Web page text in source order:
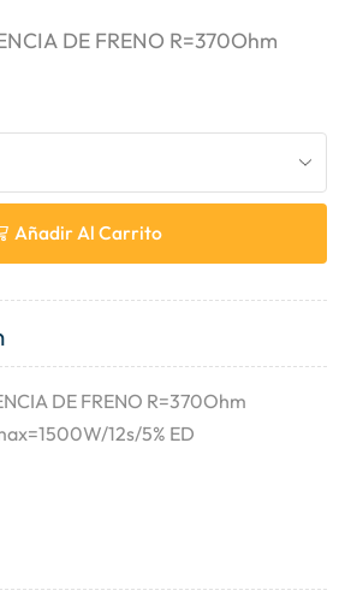
DE FRENO R=370Ohm
Añadir Al Carrito
DE FRENO R=370Ohm
12s/5% ED